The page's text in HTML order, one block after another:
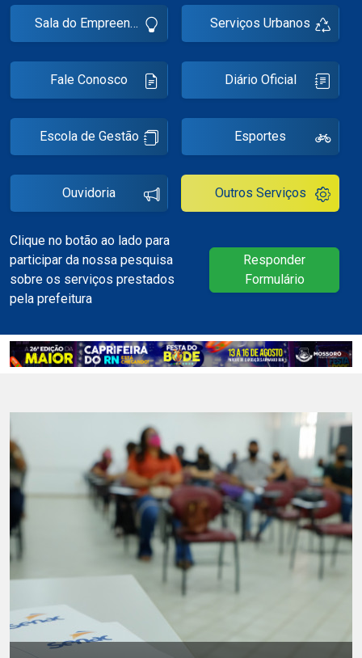
Sala do Empreendedor Serviços Urbanos
Fale Conosco Diário Oficial
Escola de Gestão Esportes
Ouvidoria Outros Serviços
Clique no botão ao lado para
participar da nossa pesquisa
sobre os serviços prestados
pela prefeitura
Responder
Formulário